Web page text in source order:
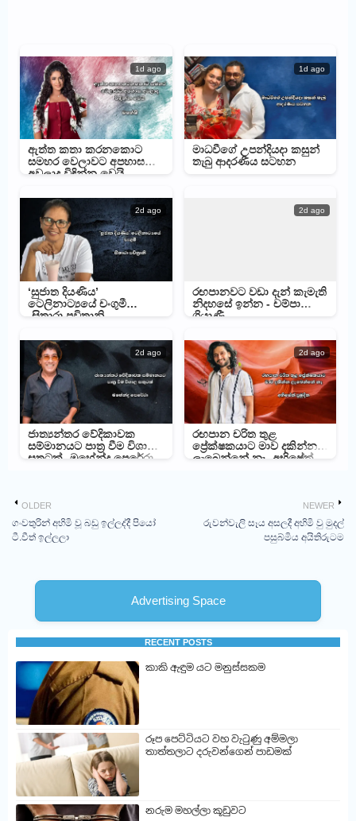
1d ago
ඇත්ත කතා කරනකොට
සමහර වෙලාවට අපහාස
අවලාද විඳින්න වෙයි –
1d ago
මාධවීගේ උපන්දියදා කසුන්
තැබු ආදරණීය සටහන
2d ago
‘සුජාත දියණිය’
ටෙලිනාට්‍යයේ චංගුමී
-සිතාරා පවිත්‍රානි
2d ago
රඟපානවට වඩා දැන් කැමැති
නිදහසේ ඉන්න - චම්පා
ශ්‍රියාණී
2d ago
ජාත්‍යන්තර වේදිකාවක
සම්මානයට පාත්‍ර වීම විශාල
සතුටක් -මහේන්ද්‍ර පෙරේරා
2d ago
රඟපාන චරිත තුළ
ප්‍රේක්ෂකයාට මාව දකින්න
ලැබෙන්නේ නෑ -අභිෂේක්
NEWER
රුවන්වැලි සෑය අසලදී අහිමි වු මුදල්
පසුබ්මිය අයිතිරුටම
OLDER
ගංවතුරින් අහිමි වූ බඩු ඉල්ලද්දී පියෝ
ටී.වීත් ඉල්ලලා
Advertising Space
RECENT POSTS
කාකි ඇඳුම යට මනුස්සකම
රූප පෙට්ටියට වහ වැටුණු අම්මලා
තාත්තලාට දරුවන්ගෙන් පාඩමක්
නරුම මහල්ලා කූඩුවට